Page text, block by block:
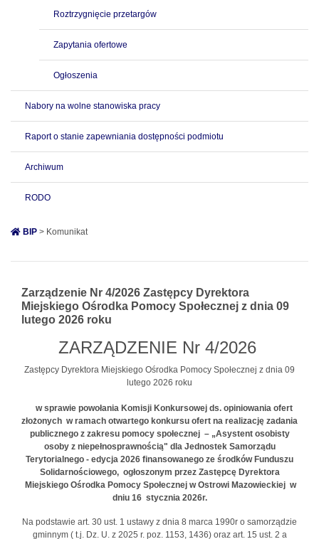
Roztrzygnięcie przetargów
Zapytania ofertowe
Ogłoszenia
Nabory na wolne stanowiska pracy
Raport o stanie zapewniania dostępności podmiotu
Archiwum
RODO
BIP > Komunikat
Zarządzenie Nr 4/2026 Zastępcy Dyrektora
Miejskiego Ośrodka Pomocy Społecznej z dnia 09
lutego 2026 roku
ZARZĄDZENIE Nr 4/2026
Zastępcy Dyrektora Miejskiego Ośrodka Pomocy Społecznej z dnia 09
lutego 2026 roku
w sprawie powołania Komisji Konkursowej ds. opiniowania ofert
złożonych w ramach otwartego konkursu ofert na realizację zadania
publicznego z zakresu pomocy społecznej – „Asystent osobisty
osoby z niepełnosprawnością" dla Jednostek Samorządu
Terytorialnego - edycja 2026 finansowanego ze środków Funduszu
Solidarnościowego, ogłoszonym przez Zastępcę Dyrektora
Miejskiego Ośrodka Pomocy Społecznej w Ostrowi Mazowieckiej w
dniu 16 stycznia 2026r.
Na podstawie art. 30 ust. 1 ustawy z dnia 8 marca 1990r o samorządzie
gminnym ( t.j. Dz. U. z 2025 r. poz. 1153, 1436) oraz art. 15 ust. 2 a